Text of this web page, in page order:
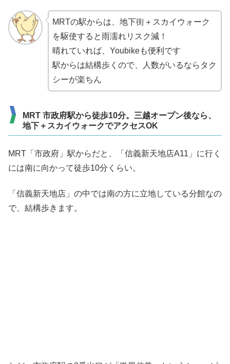
MRTの駅からは、地下街＋スカイウォーク
を駆使すると雨濡れリスク減！
晴れていれば、Youbikeも便利です
駅からは結構歩くので、人数がいるならタク
シーが楽ちん
MRT 市政府駅から徒歩10分。三越オープン後なら、
地下＋スカイウォークでアクセスOK
MRT「市政府」駅からだと、「信義新天地店A11」に行く
には南に向かって徒歩10分くらい。
「信義新天地店」の中では南の方に立地している分館なの
で、結構歩きます。